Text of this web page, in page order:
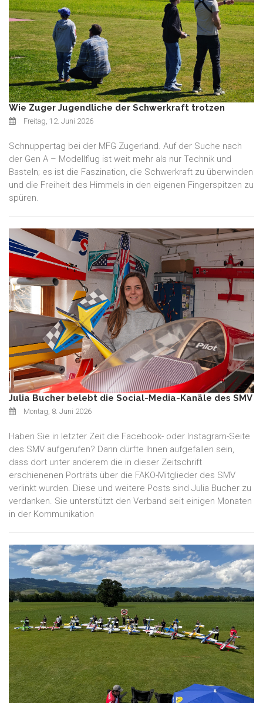
Wie Zuger Jugendliche der Schwerkraft trotzen
Freitag, 12. Juni 2026
Schnuppertag bei der MFG Zugerland. Auf der Suche nach
der Gen A – Modellflug ist weit mehr als nur Technik und
Basteln; es ist die Faszination, die Schwerkraft zu überwinden
und die Freiheit des Himmels in den eigenen Fingerspitzen zu
spüren.
Julia Bucher belebt die Social-Media-Kanäle des SMV
Montag, 8. Juni 2026
Haben Sie in letzter Zeit die Facebook- oder Instagram-Seite
des SMV aufgerufen? Dann dürfte Ihnen aufgefallen sein,
dass dort unter anderem die in dieser Zeitschrift
erschienenen Porträts über die FAKO-Mitglieder des SMV
verlinkt wurden. Diese und weitere Posts sind Julia Bucher zu
verdanken. Sie unterstützt den Verband seit einigen Monaten
in der Kommunikation